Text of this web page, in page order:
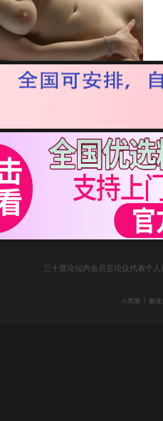
三十度论坛内会员言论仅代表个
小黑屋 极速